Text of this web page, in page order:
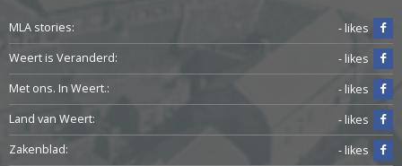
MLA stories:
- likes
Weert is Veranderd:
- likes
Met ons. In Weert.:
- likes
Land van Weert:
- likes
Zakenblad:
- likes